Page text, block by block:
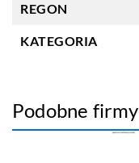
REGON
KATEGORIA
Podobne firmy